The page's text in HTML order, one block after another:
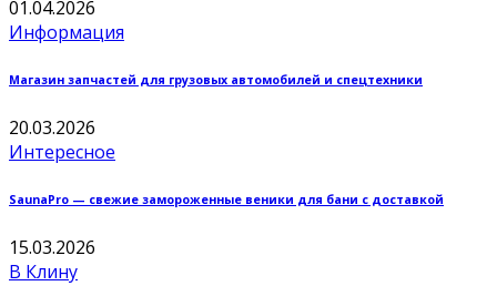
01.04.2026
Информация
Магазин запчастей для грузовых автомобилей и спецтехники
20.03.2026
Интересное
SaunaPro — свежие замороженные веники для бани с доставкой
15.03.2026
В Клину